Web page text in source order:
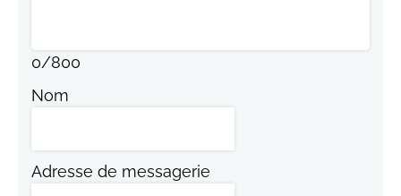
0/800
Nom
Adresse de messagerie